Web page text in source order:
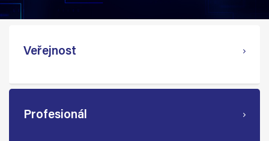
Veřejnost
Profesionál